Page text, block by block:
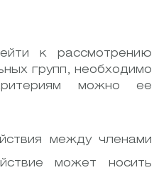
к рассмотрению
групп, необходимо
можно ее
между членами
может носить